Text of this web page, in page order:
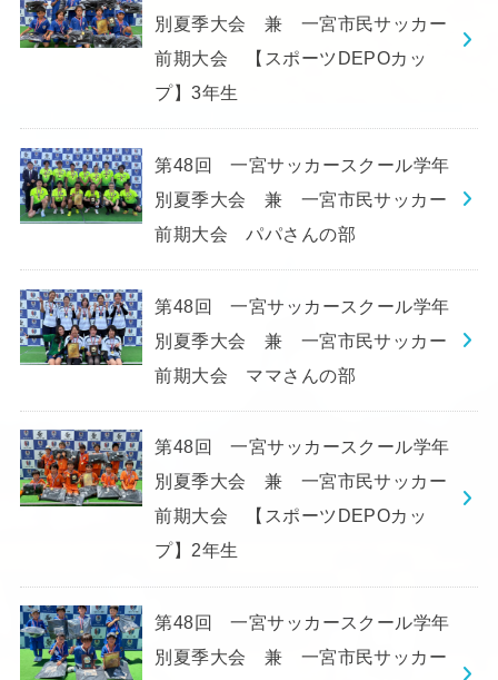
別夏季大会 兼 一宮市民サッカー
前期大会 【スポーツDEPOカッ
プ】3年生
第48回 一宮サッカースクール学年
別夏季大会 兼 一宮市民サッカー
前期大会 パパさんの部
第48回 一宮サッカースクール学年
別夏季大会 兼 一宮市民サッカー
前期大会 ママさんの部
第48回 一宮サッカースクール学年
別夏季大会 兼 一宮市民サッカー
前期大会 【スポーツDEPOカッ
プ】2年生
第48回 一宮サッカースクール学年
別夏季大会 兼 一宮市民サッカー